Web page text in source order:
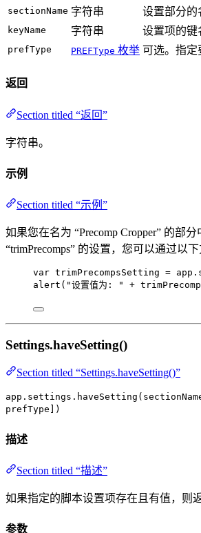
sectionName 字符串 设置部分的
keyName 字符串 设置项的键
prefType PREFType 枚举 可选。指定
返回
Section titled “返回”
字符串。
示例
Section titled “示例”
如果您在名为 “Precomp Cropper” 的部
“trimPrecomps” 的设置，您可以通过以
var trimPrecompsSetting = app .
alert ( "设置值为: " +
Settings.haveSetting()
Section titled “Settings.haveSetting()”
prefType])
描述
Section titled “描述”
如果指定的脚本设置项存在且有值，则
参数